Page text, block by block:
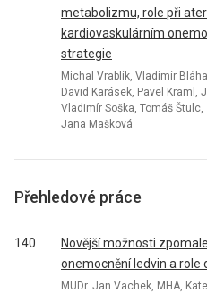
metabolizmu, role při
kardiovaskulárním
strategie
Michal Vrablík, Vladimír
David Karásek, Pavel Kraml,
Vladimír Soška, Tomáš
Jana Mašková
Přehledové práce
140
Novější možnosti
onemocnění ledvin a role
MUDr. Jan Vachek, MHA,